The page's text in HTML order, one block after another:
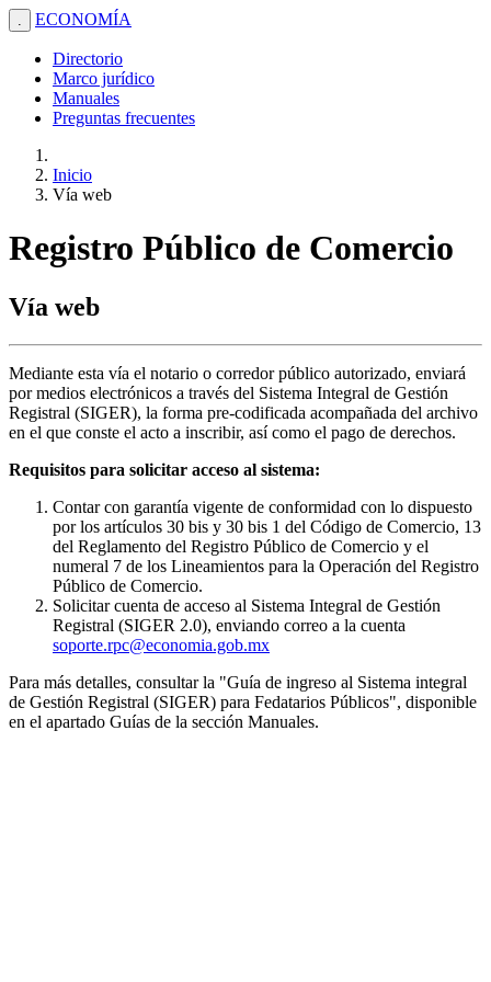
. ECONOMÍA
Directorio
Marco jurídico
Manuales
Preguntas frecuentes
Inicio
Vía web
Registro Público de Comercio
Vía web
Mediante esta vía el notario o corredor público autorizado, enviará
por medios electrónicos a través del Sistema Integral de Gestión
Registral (SIGER), la forma pre-codificada acompañada del archivo
en el que conste el acto a inscribir, así como el pago de derechos.
Requisitos para solicitar acceso al sistema:
Contar con garantía vigente de conformidad con lo dispuesto
por los artículos 30 bis y 30 bis 1 del Código de Comercio, 13
del Reglamento del Registro Público de Comercio y el
numeral 7 de los Lineamientos para la Operación del Registro
Público de Comercio.
Solicitar cuenta de acceso al Sistema Integral de Gestión
Registral (SIGER 2.0), enviando correo a la cuenta
soporte.rpc@economia.gob.mx
Para más detalles, consultar la "Guía de ingreso al Sistema integral
de Gestión Registral (SIGER) para Fedatarios Públicos", disponible
en el apartado Guías de la sección Manuales.